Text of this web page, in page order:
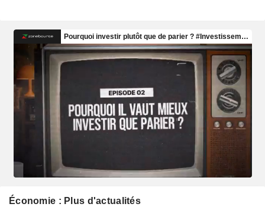
Économie : Plus d'actualités